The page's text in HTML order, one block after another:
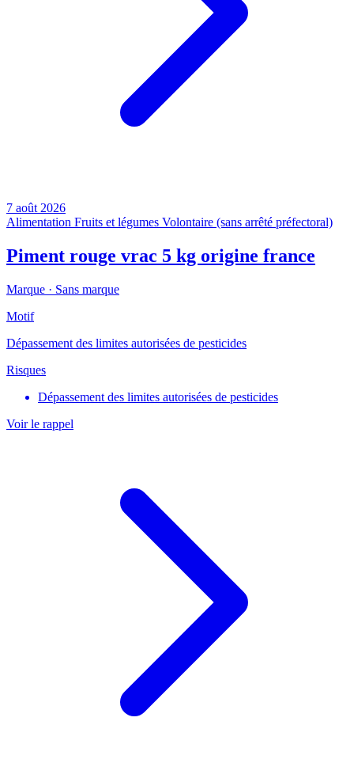
7 août 2026
Alimentation Fruits et légumes Volontaire (sans arrêté préfectoral)
Piment rouge vrac 5 kg origine france
Marque · Sans marque
Motif
Dépassement des limites autorisées de pesticides
Risques
Dépassement des limites autorisées de pesticides
Voir le rappel